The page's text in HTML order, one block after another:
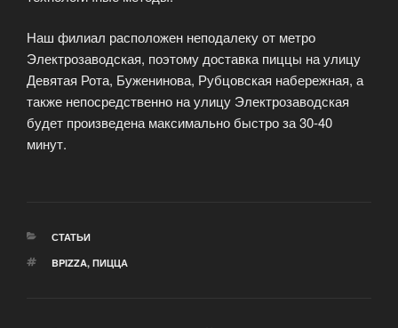
Наш филиал расположен неподалеку от метро
Электрозаводская, поэтому доставка пиццы на улицу
Девятая Рота, Буженинова, Рубцовская набережная, а
также непосредственно на улицу Электрозаводская
будет произведена максимально быстро за 30-40
минут.
РУБРИКИ
СТАТЬИ
МЕТКИ
BPIZZA, ПИЦЦА